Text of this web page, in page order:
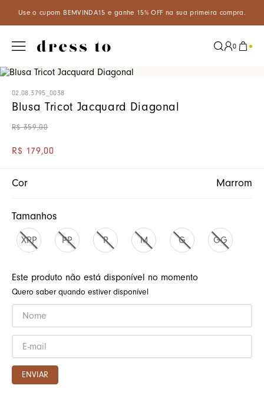
BEMVINDA15 e ganhe 15% OFF na sua primeira compra.
0
02.08.3795_0038
Blusa Tricot Jacquard Diagonal
R$ 359,00
R$ 179,00
Cor Marrom
Tamanhos
XPP PP P M G GG
Este produto não está disponível no momento
Quero saber quando estiver disponível
ENVIAR